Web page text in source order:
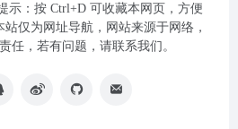
示：按 Ctrl+D 可收藏本网页，方便
仅为网址导航，网站来源于网络，
任，若有问题，请联系我们。